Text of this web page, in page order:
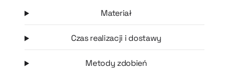
Materiał
Czas realizacji i dostawy
Metody zdobień